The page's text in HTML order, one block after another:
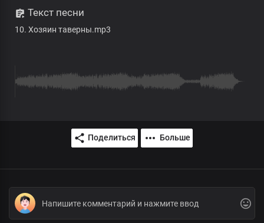
Текст песни
10. Хозяин таверны.mp3
Поделиться Больше